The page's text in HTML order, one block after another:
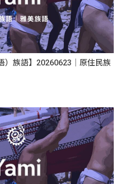
）族語】20260623｜原住民族